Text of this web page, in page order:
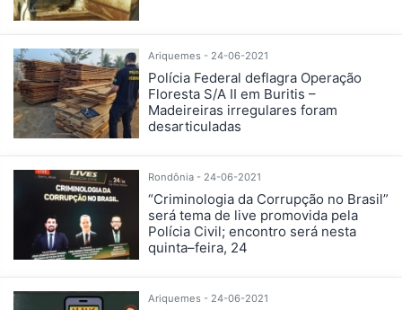
Ariquemes - 24-06-2021
Polícia Federal deflagra Operação
Floresta S/A II em Buritis –
Madeireiras irregulares foram
desarticuladas
Rondônia - 24-06-2021
“Criminologia da Corrupção no Brasil”
será tema de live promovida pela
Polícia Civil; encontro será nesta
quinta–feira, 24
Ariquemes - 24-06-2021